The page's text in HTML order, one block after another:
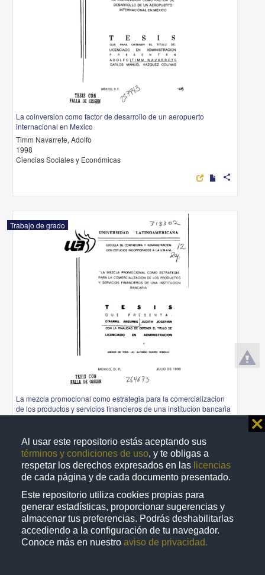
Al usar este repositorio estás aceptando sus
términos y condiciones de uso, y te obligas a
respetar los derechos expresados en las licencias
de cada página y de cada documento presentado.
Este repositorio utiliza cookies propias para
generar estadísticas, proporcionar sugerencias y
almacenar tus preferencias. Podrás deshabilitarlas
accediendo a la configuración de tu navegador.
Conoce más en nuestro aviso de privacidad.
⨯
La coinversion como factor de desarrollo de un aeropuerto
internacional en Mexico
Timm Navarrete, Adolfo
1998
Ciencias Sociales y Económicas
share
Trabajo de grado
La mezcla promocional como estrategia para la comercializacion
de los productos y servicios financieros de una institucion bancaria
Ciencias Sociales y Económicas
Trabajo de grado